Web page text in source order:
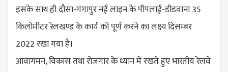
इसके साथ ही दौसा-गंगापुर नई लाइन के पीपलाई-डीडवाना 35
किलोमीटर रेलखण्ड के कार्य को पूर्ण करने का लक्ष्य दिसम्बर
2022 रखा गया है।
आवागमन, विकास तथा रोजगार के ध्यान में रखते हुए भारतीय रेलवे